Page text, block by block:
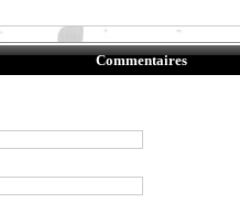
Commentaires